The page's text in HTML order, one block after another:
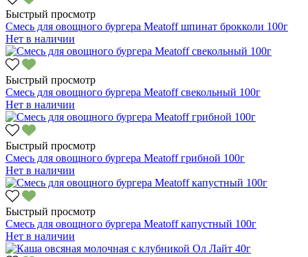
Быстрый просмотр
Смесь для овощного бургера Meatoff шпинат брокколи 100г
Нет в наличии
Быстрый просмотр
Смесь для овощного бургера Meatoff свекольный 100г
Нет в наличии
Быстрый просмотр
Смесь для овощного бургера Meatoff грибной 100г
Нет в наличии
Быстрый просмотр
Смесь для овощного бургера Meatoff капустный 100г
Нет в наличии